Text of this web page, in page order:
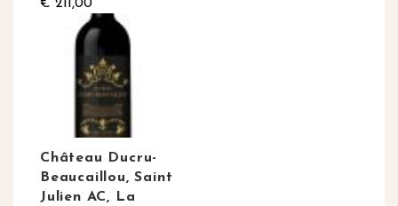
€ 211,00
Château Ducru-
Beaucaillou, Saint
Julien AC, La